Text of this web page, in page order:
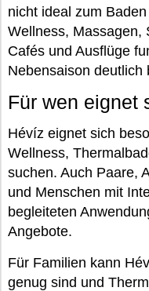
nicht ideal zum
Wellness, Massagen,
Cafés und Ausflüge
Nebensaison deutlich
Für wen eignet
Hévíz eignet sich
Wellness,
suchen. Auch Paare,
und Menschen mit
begleiteten
Angebote.
Für Familien kann
genug sind und